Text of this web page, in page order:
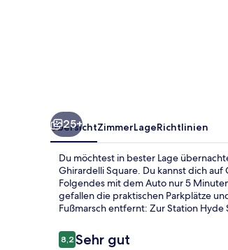
25+
ÜbersichtZimmerLageRichtlinien
Du möchtest in bester Lage
Ghirardelli Square. Du kannst dich
Folgendes mit dem Auto nur 5
gefallen die praktischen Parkplätze
Fußmarsch entfernt: Zur Station Hyde
Bewertungen
8,28,2 von 10.
Sehr gut